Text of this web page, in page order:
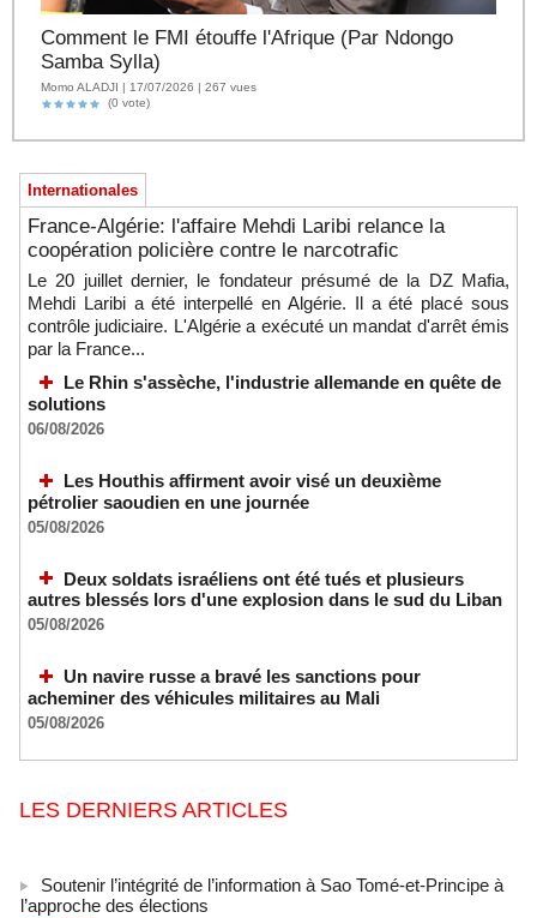
Comment le FMI étouffe l'Afrique (Par Ndongo
Samba Sylla)
Momo ALADJI | 17/07/2026 | 267 vues
(0 vote)
Internationales
France-Algérie: l'affaire Mehdi Laribi relance la
coopération policière contre le narcotrafic
Le 20 juillet dernier, le fondateur présumé de la DZ Mafia,
Mehdi Laribi a été interpellé en Algérie. Il a été placé sous
contrôle judiciaire. L'Algérie a exécuté un mandat d'arrêt émis
par la France...
Le Rhin s'assèche, l'industrie allemande en quête de
solutions
06/08/2026
Les Houthis affirment avoir visé un deuxième
pétrolier saoudien en une journée
05/08/2026
Deux soldats israéliens ont été tués et plusieurs
autres blessés lors d'une explosion dans le sud du Liban
05/08/2026
Un navire russe a bravé les sanctions pour
acheminer des véhicules militaires au Mali
05/08/2026
LES DERNIERS ARTICLES
l’approche des élections
06/08/2026 -